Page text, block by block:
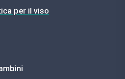
per il viso